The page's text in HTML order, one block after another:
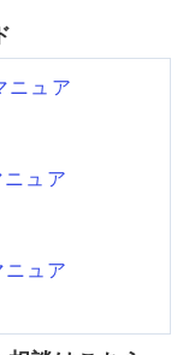
ニュア
ュア
ュア